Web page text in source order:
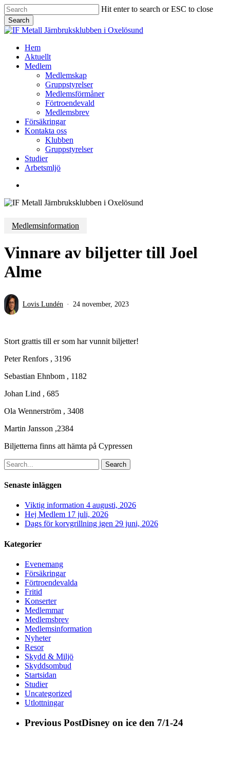
Skip
to
main
content
Hit enter to search or ESC to close
Search
Close
Menu
Hem
Aktuellt
Medlem
Medlemskap
Gruppstyrelser
Medlemsförmåner
Förtroendevald
Medlemsbrev
Försäkringar
Kontakta oss
Klubben
Gruppstyrelser
Studier
Arbetsmljö
Medlemsinformation
Vinnare av biljetter till Joel
Alme
Lovis Lundén 24 november, 2023
Stort grattis till er som har vunnit biljetter!
Peter Renfors , 3196
Sebastian Ehnbom , 1182
Johan Lind , 685
Ola Wennerström , 3408
Martin Jansson ,2384
Biljetterna finns att hämta på Cypressen
Search
Senaste inläggen
Viktig information 4 augusti, 2026
Hej Medlem 17 juli, 2026
Dags för korvgrillning igen 29 juni, 2026
Kategorier
Evenemang
Försäkringar
Förtroendevalda
Fritid
Konserter
Medlemmar
Medlemsbrev
Medlemsinformation
Nyheter
Resor
Skydd & Miljö
Skyddsombud
Startsidan
Studier
Uncategorized
Utlottningar
Previous PostDisney on ice den 7/1-24